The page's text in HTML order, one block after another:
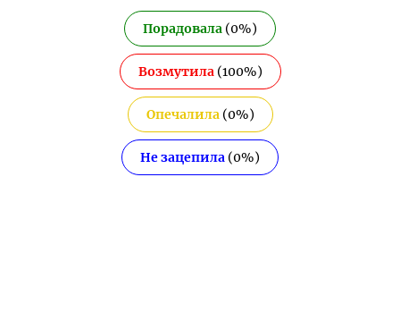
Порадовала (0%)
Возмутила(100%)
Опечалила(0%)
Не зацепила (0%)